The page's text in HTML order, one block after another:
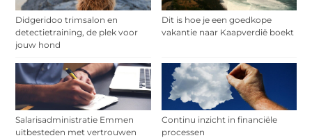
Didgeridoo trimsalon en
detectietraining, de plek voor
jouw hond
Dit is hoe je een goedkope
vakantie naar Kaapverdië boekt
Salarisadministratie Emmen
uitbesteden met vertrouwen
Continu inzicht in financiële
processen